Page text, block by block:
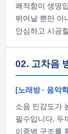
쾌적함이 생명
뛰어날 뿐만 아
안심하고 시공
02. 고차음
[노래방 · 음악
소음 민감도가
필수입니다. 두
이중벽 구조를